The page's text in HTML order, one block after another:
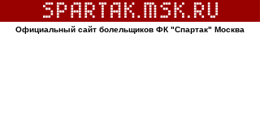
Официальный сайт болельщиков ФК "Спартак" Москва